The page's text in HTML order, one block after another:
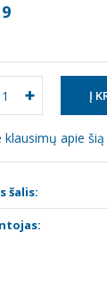
klausimų apie šią
šalis: